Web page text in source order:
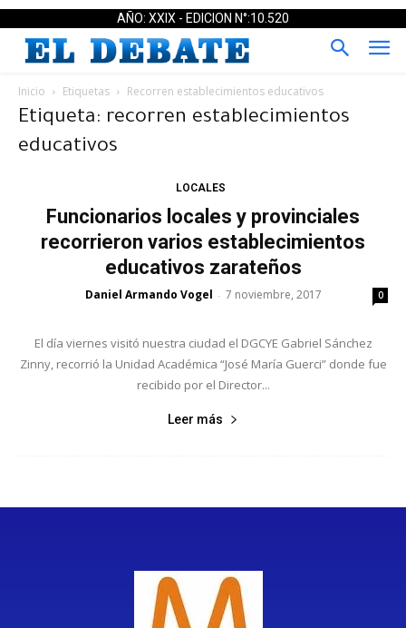
AÑO: XXIX - EDICION N°:10.520
Inicio Etiquetas Recorren establecimientos educativos
Etiqueta: recorren establecimientos
educativos
LOCALES
Funcionarios locales y provinciales
recorrieron varios establecimientos
educativos zarateños
Daniel Armando Vogel - 7 noviembre, 2017 0
El día viernes visitó nuestra ciudad el DGCYE Gabriel Sánchez
Zinny, recorrió la Unidad Académica “José María Guerci” donde fue
recibido por el Director...
Leer más